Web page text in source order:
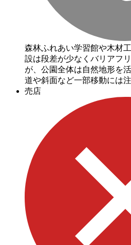
森林ふれあい学習館や木材
設は段差が少なくバリアフ
が、公園全体は自然地形を
道や斜面など一部移動には
売店